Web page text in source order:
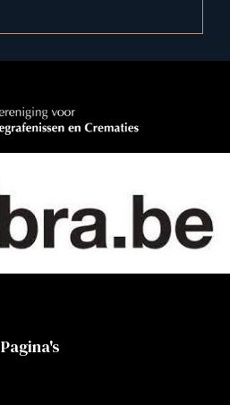
Pagina's